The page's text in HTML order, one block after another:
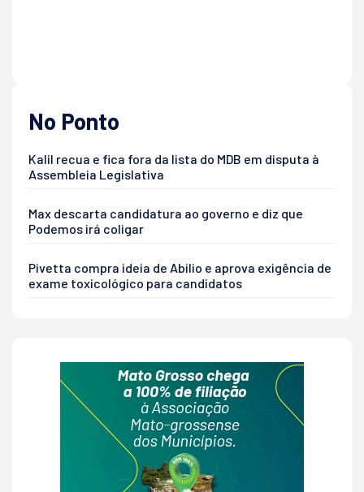
No Ponto
Kalil recua e fica fora da lista do MDB em disputa à
Assembleia Legislativa
Max descarta candidatura ao governo e diz que
Podemos irá coligar
Pivetta compra ideia de Abilio e aprova exigência de
exame toxicológico para candidatos